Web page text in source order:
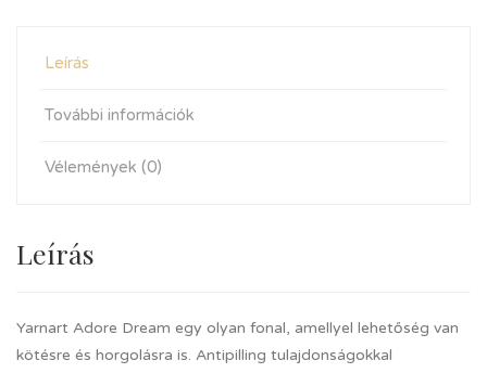
Leírás
További információk
Vélemények (0)
Leírás
Yarnart Adore Dream egy olyan fonal, amellyel lehetőség van
kötésre és horgolásra is. Antipilling tulajdonságokkal